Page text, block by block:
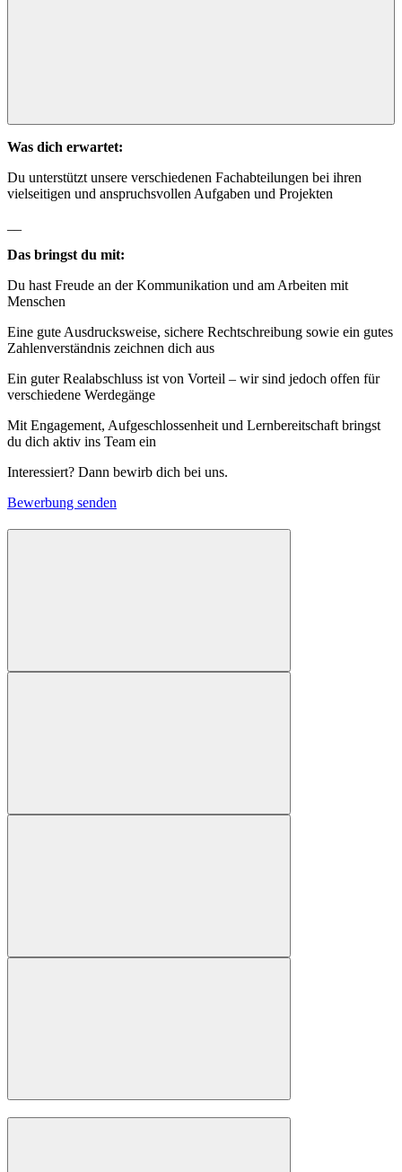
Was dich erwartet:
Du unterstützt unsere verschiedenen Fachabteilungen bei ihren
vielseitigen und anspruchsvollen Aufgaben und Projekten
Das bringst du mit:
Du hast Freude an der Kommunikation und am Arbeiten mit
Menschen
Eine gute Ausdrucksweise, sichere Rechtschreibung sowie ein gutes
Zahlenverständnis zeichnen dich aus
Ein guter Realabschluss ist von Vorteil – wir sind jedoch offen für
verschiedene Werdegänge
Mit Engagement, Aufgeschlossenheit und Lernbereitschaft bringst
du dich aktiv ins Team ein
Interessiert? Dann bewirb dich bei uns.
Bewerbung senden